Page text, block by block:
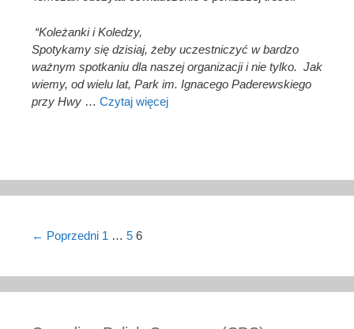
“Koleżanki i Koledzy,
Spotykamy się dzisiaj, żeby uczestniczyć w bardzo
ważnym spotkaniu dla naszej organizacji i nie tylko. Jak
wiemy, od wielu lat, Park im. Ignacego Paderewskiego
przy Hwy … Czytaj więcej
Post navigation
← Poprzedni 1 … 5 6